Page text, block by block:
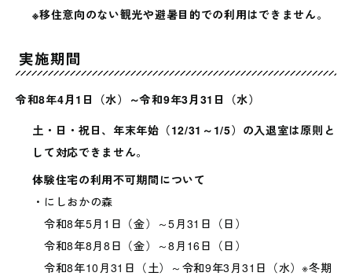
※移住意向のない観光や避暑目的での利用はできません。
実施期間
令和8年4月1日（水）～令和9年3月31日（水）
土・日・祝日、年末年始（12/31～1/5）の入退室は原則と
して対応できません。
体験住宅の利用不可期間について
・にしおかの森
令和8年5月1日（金）～5月31日（日）
令和8年8月8日（金）～8月16日（日）
令和8年10月31日（土）～令和9年3月31日（水）※冬期